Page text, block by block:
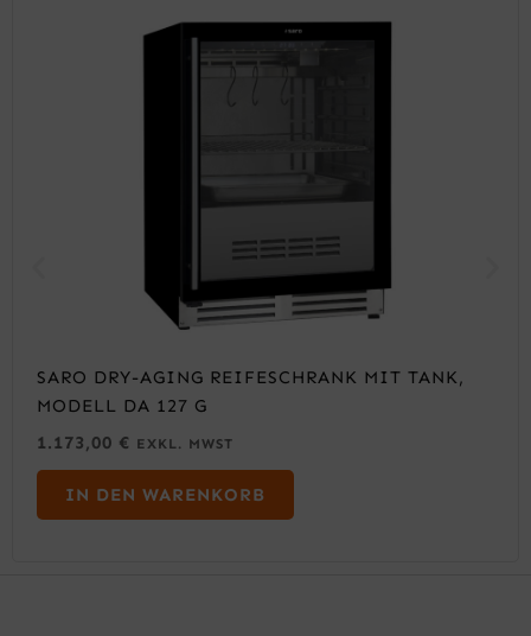
SARO DRY-AGING REIFESCHRANK MIT TANK,
MODELL DA 127 G
1.173,00 € EXKL. MWST
IN DEN WARENKORB